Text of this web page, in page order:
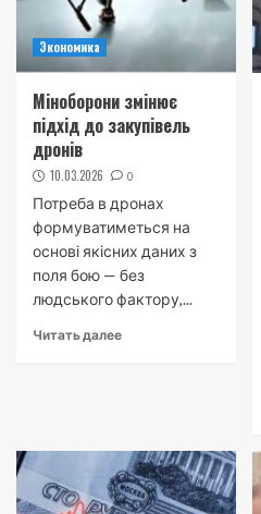
Экономика
Міноборони змінює
підхід до закупівель
дронів
10.03.2026 0
Потреба в дронах
формуватиметься на
основі якісних даних з
поля бою — без
людського фактору,...
Читать далее